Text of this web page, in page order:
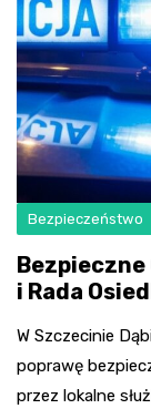
Bezpieczeństwo
i Rada
W Szczecinie
poprawę
przez lokalne